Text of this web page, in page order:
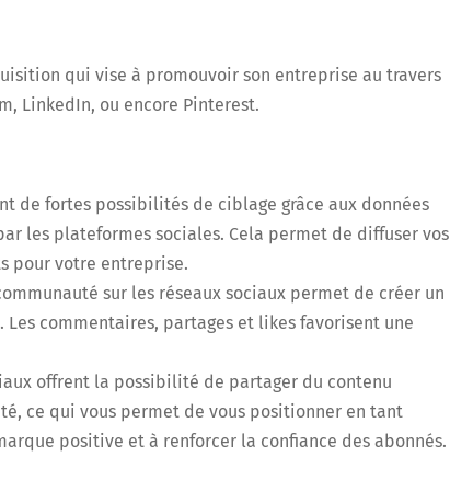
qui vise à promouvoir son entreprise au travers
LinkedIn, ou encore Pinterest.
de fortes possibilités de ciblage grâce aux données
les plateformes sociales. Cela permet de diffuser vos
pour votre entreprise.
sur les réseaux sociaux permet de créer un
commentaires, partages et likes favorisent une
offrent la possibilité de partager du contenu
ce qui vous permet de vous positionner en tant
positive et à renforcer la confiance des abonnés.